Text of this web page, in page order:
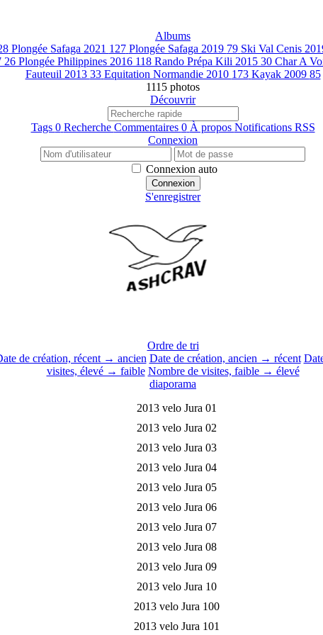
Albums
Plongée Safaga 2021 127 Plongée Safaga 2019 79 Ski Val Cenis
26 Plongée Philippines 2016 118 Rando Prépa Kili 2015 30 Char A
Fauteuil 2013 33 Equitation Normandie 2010 173 Kayak 2009 85
1115 photos
Découvrir
Tags 0 Recherche Commentaires 0 À propos Notifications RSS
Connexion
Connexion auto
Connexion
S'enregistrer
Ordre de tri
de création, récent → ancien Date de création, ancien → récent
visites, élevé → faible Nombre de visites, faible → élevé
diaporama
2013 velo Jura 01
2013 velo Jura 02
2013 velo Jura 03
2013 velo Jura 04
2013 velo Jura 05
2013 velo Jura 06
2013 velo Jura 07
2013 velo Jura 08
2013 velo Jura 09
2013 velo Jura 10
2013 velo Jura 100
2013 velo Jura 101